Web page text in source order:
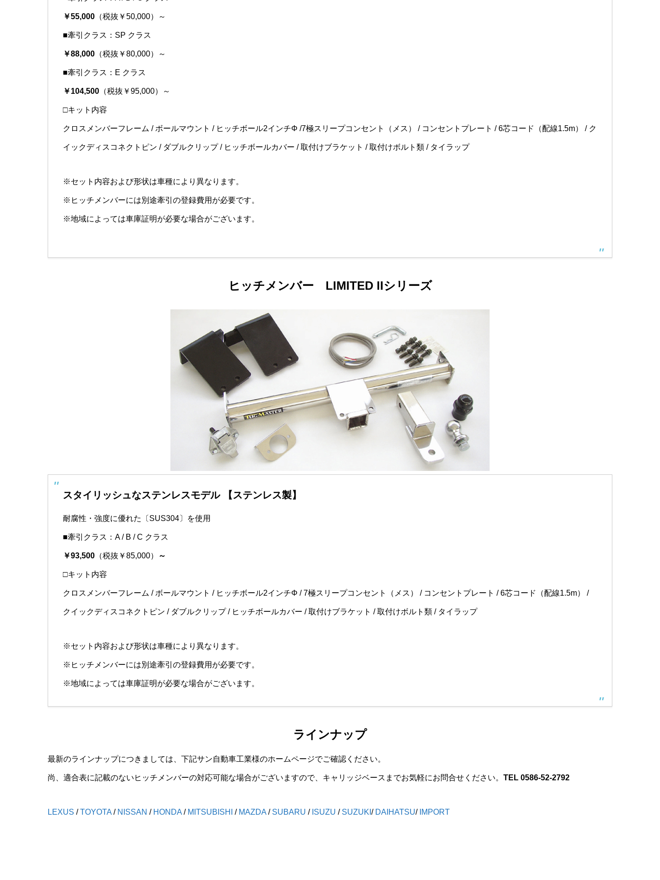
￥55,000 （税抜￥50,000）～
■牽引クラス：SP クラス
￥88,000 （税抜￥80,000）～
■牽引クラス：E クラス
￥104,500 （税抜￥95,000）～
□キット内容
クロスメンバーフレーム / ボールマウント / ヒッチボール2インチΦ /7極スリープコンセント（メス） / コンセントプレート / 6芯コード（配線1.5m） / ク
イックディスコネクトピン / ダブルクリップ / ヒッチボールカバー / 取付けブラケット / 取付けボルト類 / タイラップ
※セット内容および形状は車種により異なります。
※ヒッチメンバーには別途牽引の登録費用が必要です。
※地域によっては車庫証明が必要な場合がございます。
ヒッチメンバー LIMITED IIシリーズ
スタイリッシュなステンレスモデル 【ステンレス製】
耐腐性・強度に優れた〔SUS304〕を使用
■牽引クラス：A / B / C クラス
￥93,500 （税抜￥85,000） ～
□キット内容
クロスメンバーフレーム / ボールマウント / ヒッチボール2インチΦ / 7極スリープコンセント（メス） / コンセントプレート / 6芯コード（配線1.5m） /
クイックディスコネクトピン / ダブルクリップ / ヒッチボールカバー / 取付けブラケット / 取付けボルト類 / タイラップ
※セット内容および形状は車種により異なります。
※ヒッチメンバーには別途牽引の登録費用が必要です。
※地域によっては車庫証明が必要な場合がございます。
ラインナップ
最新のラインナップにつきましては、下記サン自動車工業様のホームページでご確認ください。
尚、適合表に記載のないヒッチメンバーの対応可能な場合がございますので、キャリッジベースまでお気軽にお問合せください。 TEL 0586-52-2792
LEXUS /TOYOTA / NISSAN / HONDA / MITSUBISHI / MAZDA / SUBARU / ISUZU / SUZUKI / DAIHATSU/ IMPORT